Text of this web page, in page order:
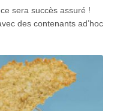
sera succès assuré !
des contenants ad’hoc